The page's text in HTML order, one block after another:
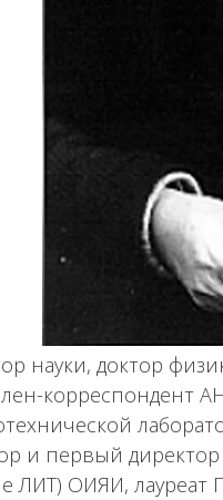
науки, доктор
корреспондент
и первый
ЛИТ) ОИЯИ, лауреат